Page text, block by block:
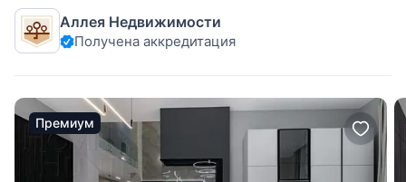
спа-отдыха с бассейном расположены на первом этаже
дома, а на втором
Аллея Недвижимости
Получена аккредитация
Премиум